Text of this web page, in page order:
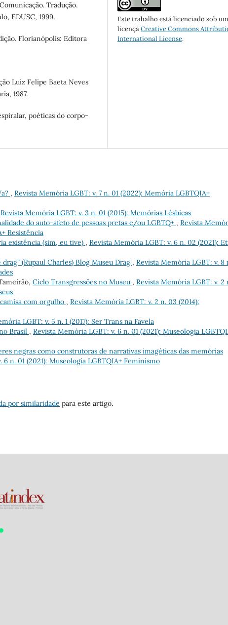
Tradução.
EDUSC, 1999.
Florianópolis: Editora
Luiz Felipe Baeta Neves
1987.
poéticas do corpo-
Este trabalho está licenciado sob
licençaCreative Commons
International License.
, Revista Memória LGBT: v. 7 n. 01 (2022): Memória LGBTQIA+
Revista Memória LGBT: v. 3 n. 01 (2015): Memórias Lésbicas
do auto-afeto de pessoas pretas e/ou LGBTQ+ , Revista
Resistência
existência (sim, eu tive) , Revista Memória LGBT: v. 6 n. 02 (2021):
(Rupaul Charles) Blog Museu Drag , Revista Memória LGBT: v. 8
Ciclo Transgressões no Museu , Revista Memória LGBT: v. 2
com orgulho , Revista Memória LGBT: v. 2 n. 03 (2014):
LGBT: v. 5 n. 1 (2017): Ser Trans na Favela
Brasil , Revista Memória LGBT: v. 6 n. 01 (2021): Museologia
negras como construtoras de narrativas imagéticas das memórias
6 n. 01 (2021): Museologia LGBTQIA+ Feminismo
por similaridade para este artigo.